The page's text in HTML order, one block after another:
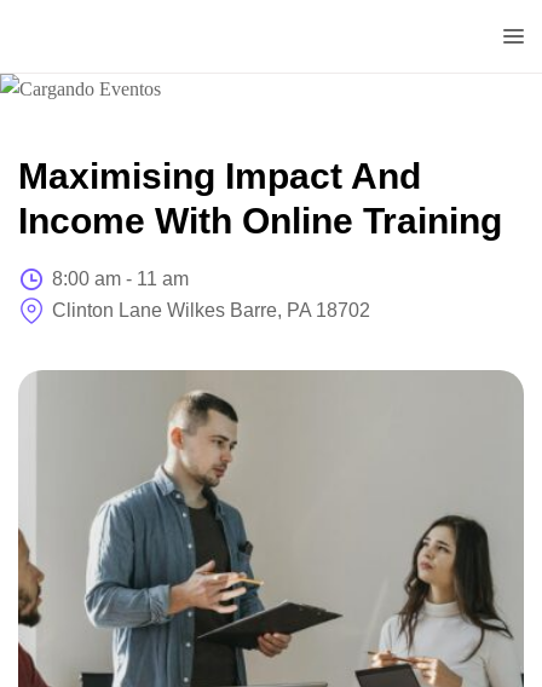
Centrum
Maximising Impact And
Income With Online Training
8:00 am - 11 am
Clinton Lane Wilkes Barre, PA 18702